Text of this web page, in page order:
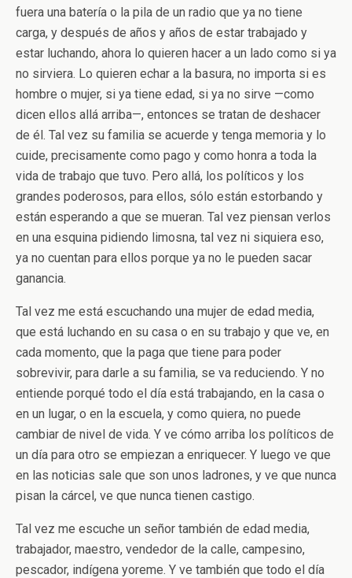
fuera una batería o la pila de un radio que ya no tiene
carga, y después de años y años de estar trabajado y
estar luchando, ahora lo quieren hacer a un lado como si ya
no sirviera. Lo quieren echar a la basura, no importa si es
hombre o mujer, si ya tiene edad, si ya no sirve —como
dicen ellos allá arriba—, entonces se tratan de deshacer
de él. Tal vez su familia se acuerde y tenga memoria y lo
cuide, precisamente como pago y como honra a toda la
vida de trabajo que tuvo. Pero allá, los políticos y los
grandes poderosos, para ellos, sólo están estorbando y
están esperando a que se mueran. Tal vez piensan verlos
en una esquina pidiendo limosna, tal vez ni siquiera eso,
ya no cuentan para ellos porque ya no le pueden sacar
ganancia.
Tal vez me está escuchando una mujer de edad media,
que está luchando en su casa o en su trabajo y que ve, en
cada momento, que la paga que tiene para poder
sobrevivir, para darle a su familia, se va reduciendo. Y no
entiende porqué todo el día está trabajando, en la casa o
en un lugar, o en la escuela, y como quiera, no puede
cambiar de nivel de vida. Y ve cómo arriba los políticos de
un día para otro se empiezan a enriquecer. Y luego ve que
en las noticias sale que son unos ladrones, y ve que nunca
pisan la cárcel, ve que nunca tienen castigo.
Tal vez me escuche un señor también de edad media,
trabajador, maestro, vendedor de la calle, campesino,
pescador, indígena yoreme. Y ve también que todo el día